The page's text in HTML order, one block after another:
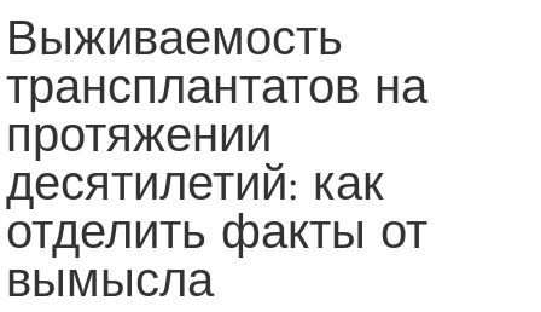
Выживаемость
трансплантатов на
протяжении
десятилетий: как
отделить факты от
вымысла